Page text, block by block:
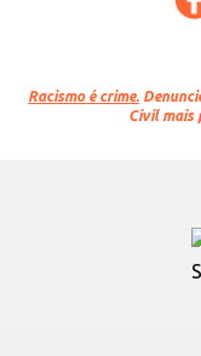
Racismo é crime.
Civil mais